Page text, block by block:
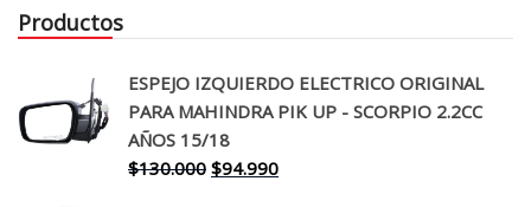
Productos
ESPEJO IZQUIERDO ELECTRICO ORIGINAL
PARA MAHINDRA PIK UP - SCORPIO 2.2CC
AÑOS 15/18
$130.000 El
$94.990El